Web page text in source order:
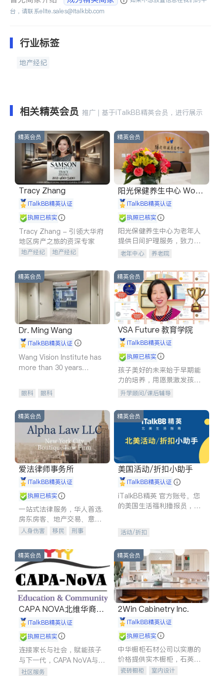
台，请联系elite.sales@italkbb.com
行业标签
地产经纪
相关精英会员 推广 | 基于iTalkBB精英会员，进行展示
精英会员
Tracy Zhang
iTalkBB精英认证
执照已核实
Tracy Zhang - 引领大华府
地区房产之旅的资深专家
地产经纪
地产经纪
商铺租售
开发商建商
精英会员
阳光保健养生中心 World
shine
iTalkBB精英认证
执照已核实
阳光保健养生中心为老年人
提供日间护理服务，致力于
通过持续的护理创新来有效
老年中心 养老院
精英会员
Dr. Ming Wang
iTalkBB精英认证
Wang Vision Institute has
more than 30 years
眼科 眼科
精英会员
VSA Future 教育学院
iTalkBB精英认证
执照已核实
孩子美好的未来始于早期能
力的培养，用愿景激发孩子
的学习潜力和动力。理念：
拥有成长型心态是成功的基
石。
升学顾问/课后辅导
精英会员
爱法律师事务所
iTalkBB精英认证
执照已核实
一站式法律服务，华人首选.
房东房客、地产交易、意外
伤害、车祸重伤、商业诉
建筑合同、刑事案件全包办
人身伤害 移民
刑事
信托/遗嘱
商业
索赔
律师-其它 保释
精英会员
美国活动/折扣小助手
iTalkBB精英认证
iTalkBB精英 官方账号。您
的美国生活福利播报员，精
专属福利。
活动/折扣
精英会员
CAPA NOVA北维华裔家
长会iTalkBB精英认证
执照已核实
连接家长与社会，赋能孩子
与下一代，CAPA NoVA与您
携手建设包容、公平、充满
社区服务
精英会员
2Win Cabinetry Inc.
iTalkBB精英认证
执照已核实
中华橱柜石材公司以实惠的
价格提供实木橱柜，石英石
台面，多种优质不锈钢水
瓷砖橱柜
室内设计